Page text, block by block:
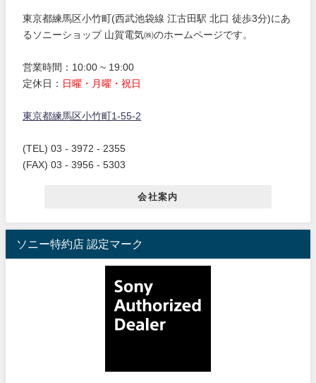
東京都練馬区小竹町(西武池袋線 江古田駅 北口 徒歩3分)にあ
るソニーショップ 山賀電気㈱のホームページです。
営業時間：10:00 ~ 19:00
定休日：
日曜・月曜・祝日
東京都練馬区小竹町1-55-2
(TEL) 03 - 3972 - 2355
(FAX) 03 - 3956 - 5303
会社案内
ソニー特約店 認定マーク